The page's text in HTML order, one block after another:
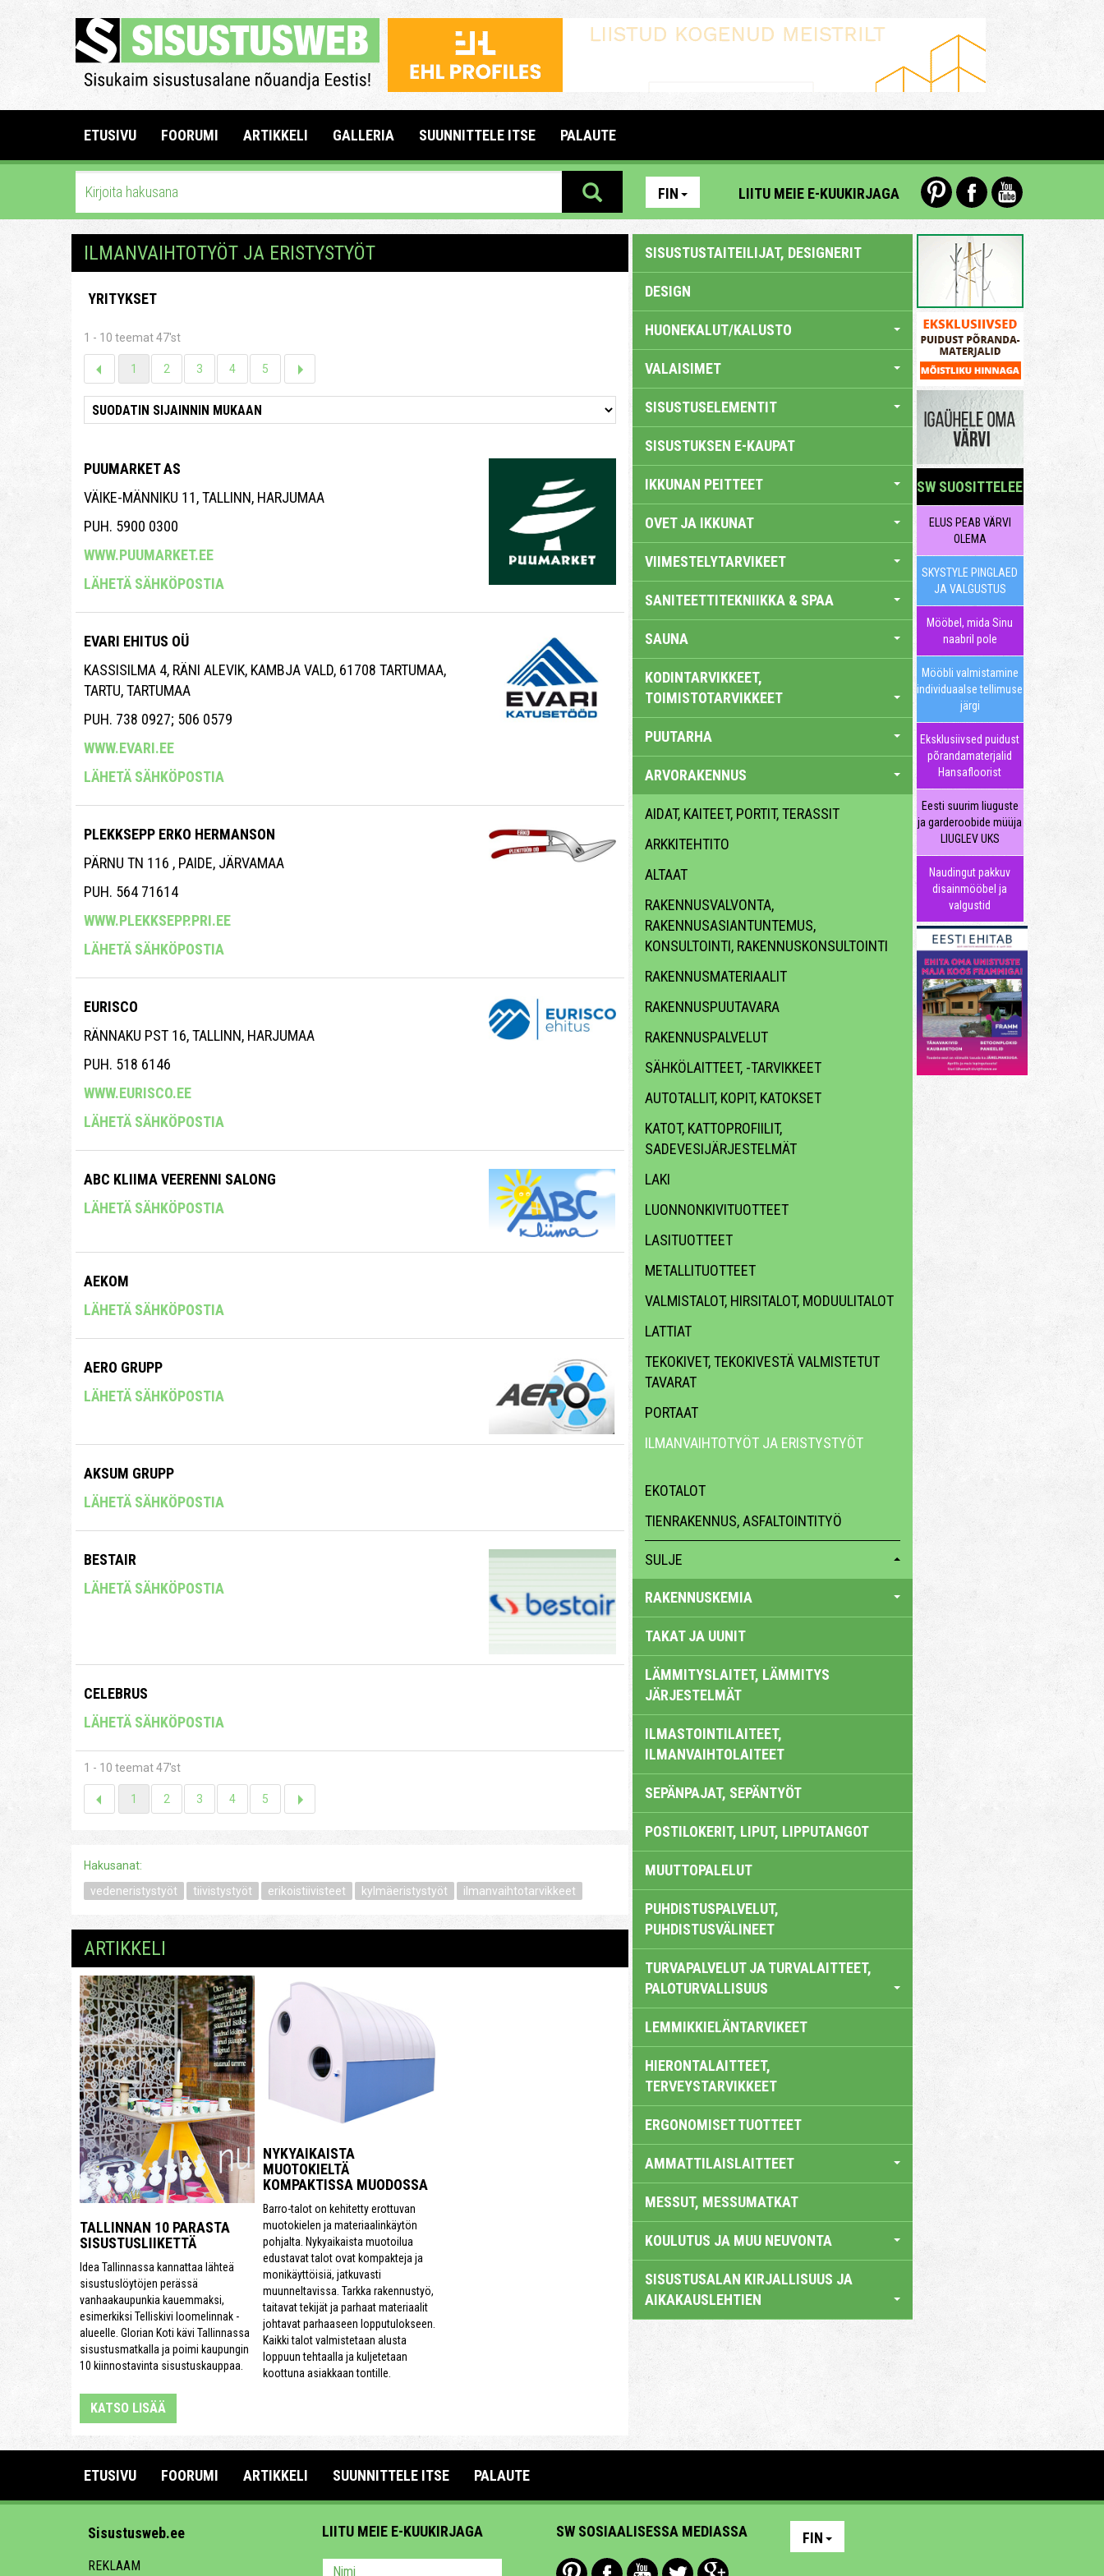
ETUSIVU FOORUMI ARTIKKELI GALLERIA SUUNNITTELE ITSE PALAUTE
FIN LIITU MEIE E-KUUKIRJAGA
ILMANVAIHTOTYÖT JA ERISTYSTYÖT
YRITYKSET
1 - 10 teemat 47'st
1 2 3 4 5
PUUMARKET AS
VÄIKE-MÄNNIKU 11, TALLINN, HARJUMAA
PUH. 5900 0300
WWW.PUUMARKET.EE
LÄHETÄ SÄHKÖPOSTIA
EVARI EHITUS OÜ
KASSISILMA 4, RÄNI ALEVIK, KAMBJA VALD, 61708 TARTUMAA,
TARTU, TARTUMAA
PUH. 738 0927; 506 0579
WWW.EVARI.EE
LÄHETÄ SÄHKÖPOSTIA
PLEKKSEPP ERKO HERMANSON
PÄRNU TN 116 , PAIDE, JÄRVAMAA
PUH. 564 71614
WWW.PLEKKSEPP.PRI.EE
LÄHETÄ SÄHKÖPOSTIA
EURISCO
RÄNNAKU PST 16, TALLINN, HARJUMAA
PUH. 518 6146
WWW.EURISCO.EE
LÄHETÄ SÄHKÖPOSTIA
ABC KLIIMA VEERENNI SALONG
LÄHETÄ SÄHKÖPOSTIA
AEKOM
LÄHETÄ SÄHKÖPOSTIA
AERO GRUPP
LÄHETÄ SÄHKÖPOSTIA
AKSUM GRUPP
LÄHETÄ SÄHKÖPOSTIA
BESTAIR
LÄHETÄ SÄHKÖPOSTIA
CELEBRUS
LÄHETÄ SÄHKÖPOSTIA
1 - 10 teemat 47'st
1 2 3 4 5
Hakusanat:
vedeneristystyöt
tiivistystyöt erikoistiivisteet kylmäeristystyöt ilmanvaihtotarvikkeet
ARTIKKELI
TALLINNAN 10 PARASTA
SISUSTUSLIIKETTÄ
Idea Tallinnassa kannattaa lähteä
sisustuslöytöjen perässä
vanhaakaupunkia kauemmaksi,
esimerkiksi Telliskivi loomelinnak -
alueelle. Glorian Koti kävi Tallinnassa
sisustusmatkalla ja poimi kaupungin
10 kiinnostavinta sisustuskauppaa.
NYKYAIKAISTA
MUOTOKIELTÄ
KOMPAKTISSA MUODOSSA
Barro-talot on kehitetty erottuvan
muotokielen ja materiaalinkäytön
pohjalta. Nykyaikaista muotoilua
edustavat talot ovat kompakteja ja
monikäyttöisiä, jatkuvasti
muunneltavissa. Tarkka rakennustyö,
taitavat tekijät ja parhaat materiaalit
johtavat parhaaseen lopputulokseen.
Kaikki talot valmistetaan alusta
loppuun tehtaalla ja kuljetetaan
koottuna asiakkaan tontille.
KATSO LISÄÄ
SISUSTUSTAITEILIJAT, DESIGNERIT
DESIGN
HUONEKALUT/KALUSTO
VALAISIMET
SISUSTUSELEMENTIT
SISUSTUKSEN E-KAUPAT
IKKUNAN PEITTEET
OVET JA IKKUNAT
VIIMESTELYTARVIKEET
SANITEETTITEKNIIKKA & SPAA
SAUNA
KODINTARVIKKEET,
TOIMISTOTARVIKKEET
PUUTARHA
ARVORAKENNUS
AIDAT, KAITEET, PORTIT, TERASSIT
ARKKITEHTITO
ALTAAT
RAKENNUSVALVONTA,
RAKENNUSASIANTUNTEMUS,
KONSULTOINTI, RAKENNUSKONSULTOINTI
RAKENNUSMATERIAALIT
RAKENNUSPUUTAVARA
RAKENNUSPALVELUT
SÄHKÖLAITTEET, -TARVIKKEET
AUTOTALLIT, KOPIT, KATOKSET
KATOT, KATTOPROFIILIT,
SADEVESIJÄRJESTELMÄT
LAKI
LUONNONKIVITUOTTEET
LASITUOTTEET
METALLITUOTTEET
VALMISTALOT, HIRSITALOT, MODUULITALOT
LATTIAT
TEKOKIVET, TEKOKIVESTÄ VALMISTETUT
TAVARAT
PORTAAT
ILMANVAIHTOTYÖT JA ERISTYSTYÖT
EKOTALOT
TIENRAKENNUS, ASFALTOINTITYÖ
SULJE
RAKENNUSKEMIA
TAKAT JA UUNIT
LÄMMITYSLAITET, LÄMMITYS
JÄRJESTELMÄT
ILMASTOINTILAITEET,
ILMANVAIHTOLAITEET
SEPÄNPAJAT, SEPÄNTYÖT
POSTILOKERIT, LIPUT, LIPPUTANGOT
MUUTTOPALELUT
PUHDISTUSPALVELUT,
PUHDISTUSVÄLINEET
TURVAPALVELUT JA TURVALAITTEET,
PALOTURVALLISUUS
LEMMIKKIELÄNTARVIKEET
HIERONTALAITTEET,
TERVEYSTARVIKKEET
ERGONOMISET TUOTTEET
AMMATTILAISLAITTEET
MESSUT, MESSUMATKAT
KOULUTUS JA MUU NEUVONTA
SISUSTUSALAN KIRJALLISUUS JA
AIKAKAUSLEHTIEN
SW SUOSITTELEE
ELUS PEAB VÄRVI
OLEMA
SKYSTYLE PINGLAED
JA VALGUSTUS
Mööbel, mida Sinu
naabril pole
Mööbli valmistamine
individuaalse tellimuse
järgi
Eksklusiivsed puidust
põrandamaterjalid
Hansafloorist
Eesti suurim liuguste
ja garderoobide müüja
LIUGLEV UKS
Naudingut pakkuv
disainmööbel ja
valgustid
ETUSIVU FOORUMI ARTIKKELI SUUNNITTELE ITSE PALAUTE
Sisustusweb.ee
REKLAAM
LIITU MEIE E-KUUKIRJAGA SW SOSIAALISESSA MEDIASSA FIN